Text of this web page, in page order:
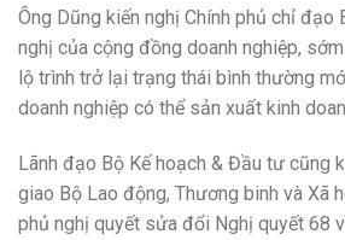
Ông Dũng kiến nghị Chính phủ chỉ đạo
nghị của cộng đồng doanh nghiệp,
lộ trình trở lại trạng thái bình thường
doanh nghiệp có thể sản xuất kinh
Lãnh đạo Bộ Kế hoạch & Đầu tư cũng
giao Bộ Lao động, Thương binh và Xã
phủ nghị quyết sửa đổi Nghị quyết 68